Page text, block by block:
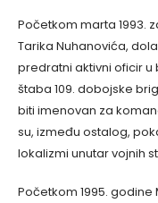
Početkom marta 1993.
Tarika Nuhanovića,
predratni aktivni oficir u
štaba 109. dobojske
biti imenovan za
su, između ostalog,
lokalizmi unutar vojnih
Početkom 1995.